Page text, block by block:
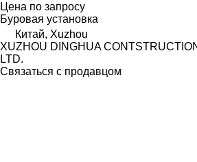
Цена по запросу
Буровая установка
Китай, Xuzhou
XUZHOU DINGHUA
LTD.
Связаться с продавцом